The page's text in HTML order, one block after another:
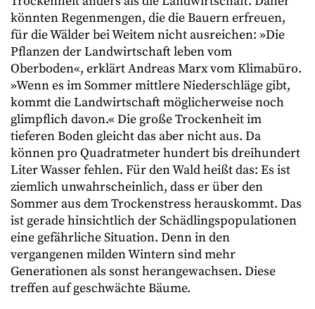
könnten Regenmengen, die die Bauern erfreuen,
für die Wälder bei Weitem nicht ausreichen: »Die
Pflanzen der Landwirtschaft leben vom
Oberboden«, erklärt Andreas Marx vom Klimabüro.
»Wenn es im Sommer mittlere Niederschläge gibt,
kommt die Landwirtschaft möglicherweise noch
glimpflich davon.« Die große Trockenheit im
tieferen Boden gleicht das aber nicht aus. Da
können pro Quadratmeter hundert bis dreihundert
Liter Wasser fehlen. Für den Wald heißt das: Es ist
ziemlich unwahrscheinlich, dass er über den
Sommer aus dem Trockenstress herauskommt. Das
ist gerade hinsichtlich der Schädlingspopulationen
eine gefährliche Situation. Denn in den
vergangenen milden Wintern sind mehr
Generationen als sonst herangewachsen. Diese
treffen auf geschwächte Bäume.